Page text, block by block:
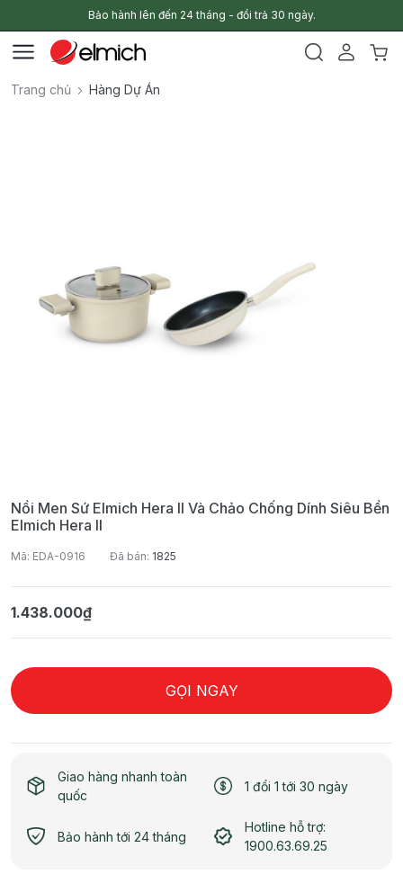
Bảo hành lên đến 24 tháng - đổi trả 30 ngày.
Trang chủ Hàng Dự Án
Nồi Men Sứ Elmich Hera II Và Chảo Chống Dính Siêu Bền
Elmich Hera II
Mã: EDA-0916 Đã bán: 1825
1.438.000₫
GỌI NGAY
Giao hàng nhanh toàn
quốc
1 đổi 1 tới 30 ngày
Bảo hành tới 24 tháng
Hotline hỗ trợ:
1900.63.69.25